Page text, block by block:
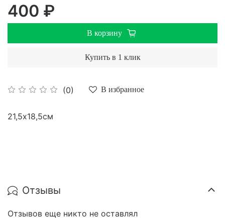
(0) В избранное
400 ₽
В корзину
Купить в 1 клик
21,5х18,5см
Отзывы
Отзывов еще никто не оставлял